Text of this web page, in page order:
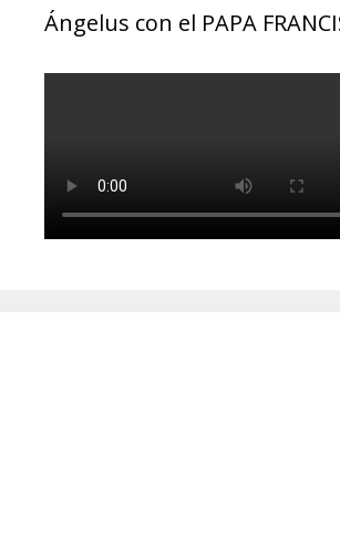
Ángelus con el PAPA